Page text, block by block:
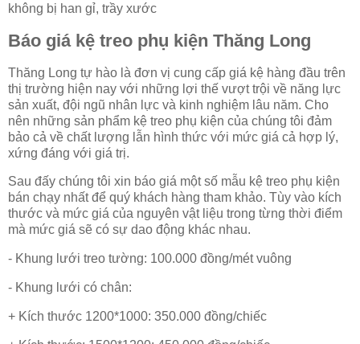
không bị han gỉ, trầy xước
Báo giá kệ treo phụ kiện Thăng Long
Thăng Long tự hào là đơn vị cung cấp giá kệ hàng đầu trên
thị trường hiện nay với những lợi thế vượt trội về năng lực
sản xuất, đội ngũ nhân lực và kinh nghiệm lâu năm. Cho
nên những sản phẩm kệ treo phụ kiện của chúng tôi đảm
bảo cả về chất lượng lẫn hình thức với mức giá cả hợp lý,
xứng đáng với giá trị.
Sau đấy chúng tôi xin báo giá một số mẫu kệ treo phụ kiện
bán chạy nhất để quý khách hàng tham khảo. Tùy vào kích
thước và mức giá của nguyên vật liệu trong từng thời điểm
mà mức giá sẽ có sự dao động khác nhau.
- Khung lưới treo tường: 100.000 đồng/mét vuông
- Khung lưới có chân:
+ Kích thước 1200*1000: 350.000 đồng/chiếc